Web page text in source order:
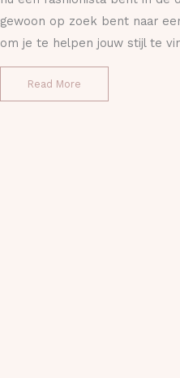
gewoon op zoek bent naar
om je te helpen jouw stijl te
Read More